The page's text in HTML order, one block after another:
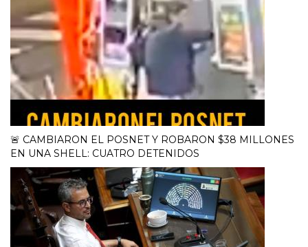
🚨 CAMBIARON EL POSNET Y ROBARON $38 MILLONES
EN UNA SHELL: CUATRO DETENIDOS